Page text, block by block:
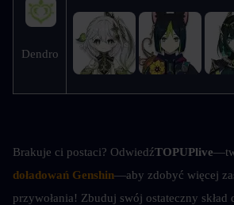
Dendro
Brakuje ci postaci? OdwiedźTOPUPlive
doładowań Genshin—aby zdobyć więcej
przywołania! Zbuduj swój ostateczny skład